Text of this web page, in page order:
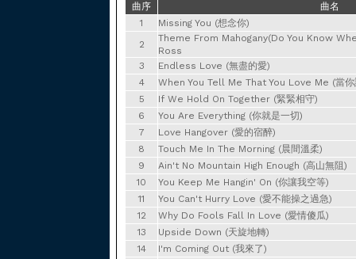
曲序
曲名
1
Missing You (想念你)
2
Theme From Mahogany(Do You Know
Ross
3
Endless Love (無盡的愛)
4
When You Tell Me That You Love Me (當你
5
If We Hold On Together (緊緊相守)
6
You Are Everything (你就是一切)
7
Love Hangover (愛的宿醉)
8
Touch Me In The Morning (晨間溫柔)
9
Ain't No Mountain High Enough (高山無阻)
10
You Keep Me Hangin' On (你讓我空等)
11
You Can't Hurry Love (愛不能操之過急)
12
Why Do Fools Fall In Love (愛情傻瓜)
13
Upside Down (天旋地轉)
14
I'm Coming Out (我來了)